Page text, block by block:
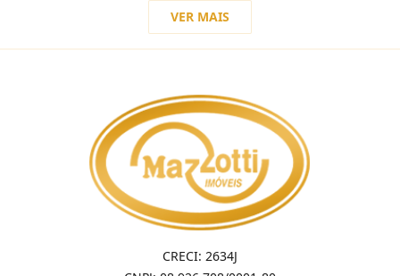
VER MAIS
CRECI: 2634J